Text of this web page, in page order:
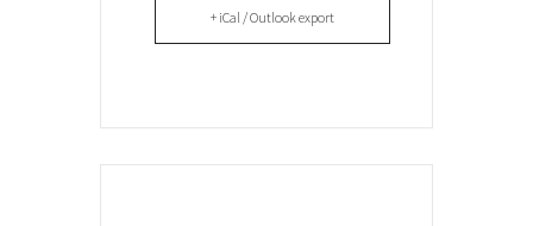
+ iCal / Outlook export